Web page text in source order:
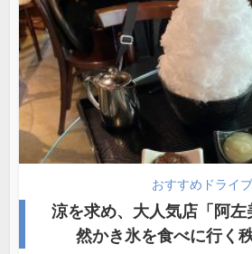
おすすめドライブ
涼を求め、大人気店「阿左
然かき氷を食べに行く